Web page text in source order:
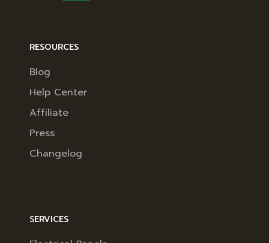
RESOURCES
Blog
Help Center
Affiliate
Press
Changelog
SERVICES